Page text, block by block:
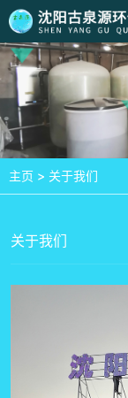
主页 > 关于我们
关于我们